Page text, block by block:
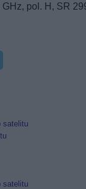
GHz, pol. H, SR
satelitu
satelitu